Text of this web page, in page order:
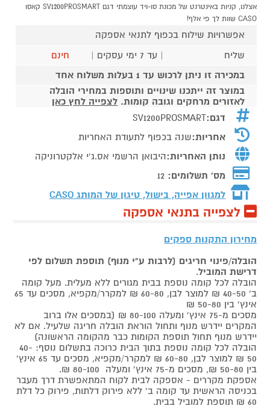
אצלנו, קניות באינטרנט של מכונת סו-ויד עוצמתי דגם SV1200PROSMART קאסו
CASO שוות לך פי אלף!
אפשרויות שילוח בכפוף לתנאי אספקה
שליח
| עד 7 ימי עסקים |
חינם
במכירה זו ניתן לרכוש עד 1 בעלות משלוח אחד
במוצר זה ייתכנו שינויים ותוספות במחירי הובלה
לאזורים מרחקים וגובה קומות. לצפייה לחץ כאן
דגם:SV1200PROSMART
אחריות:שנה בכפוף לתעודת האחריות
נותן האחריות:היבואן הרשמי אס.ג'י אלקטרוניקה
מס' תשלומים: 12
למגוון אפייה, בישול, טיגון של המותג CASO
לצפייה בתנאי אספקה
מחירון התקנות ספקים
הובלה/פינוי חריגים (לרבות ע"י מנוף) תוספת תשלום לפי
דרישת המוביל.
הובלה לכל קומה נוספת בבית מגורים ללא מעלית. מעל קומה
ב' 40-50 ₪ למוצר לבן, 60-80 ₪ למקרר/מקפיא, מסכים עד 65
אינץ' בין 50-80 ₪
מסכים מ-75 אינץ' ומעלה 80-100 ₪ (במסכים אלו ברוב
המקרים יידרש מנוף ותחול הוראת הובלה חריגה שלעיל. אם לא
יידרש מנוף תחול תוספת הקומות כבר מהקומה הראשונה)
הובלה לכל קומה נוספת בתוך הבית כרוכה בתשלום נוסף: 40-
50 ₪ למוצר לבן, 60-80 ₪ למקרר/מקפיא, מסכים עד 65 אינץ'
בין 50-80 ₪, מסכים מ-75 אינץ' ומעלה 80-100 ₪.
אספקת מקררים - אספקה לבית לקוח המתאפשרת דרך מעבר
בכניסה הראשית עד קומה ב' ללא פירוק דלתות, פירוק כל דלת
60 ₪ תוספת למוביל בבית.